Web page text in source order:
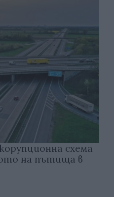
схема
на пътища в